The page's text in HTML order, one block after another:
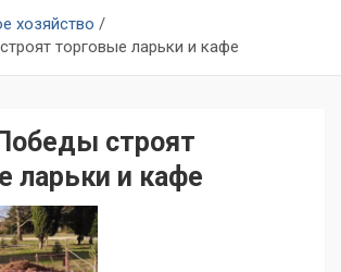
хозяйство
торговые ларьки и кафе
строят
ларьки и кафе